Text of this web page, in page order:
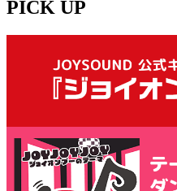
PICK UP